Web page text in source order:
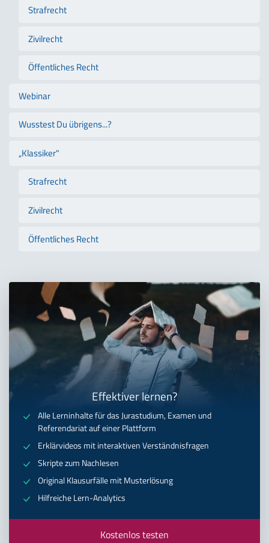
Strafrecht
Zivilrecht
Öffentliches Recht
Webinar
Wusstest Du übrigens...?
„Klassiker"
Strafrecht
Zivilrecht
Öffentliches Recht
Effektiver lernen?
Alle Lerninhalte für das Jurastudium, Examen und
Referendariat auf einer Plattform
Erklärvideos mit interaktiven Verständnisfragen
Skripte zum Nachlesen
Original Klausurfälle mit Musterlösung
Hilfreiche Lern-Analytics
Kostenlos testen